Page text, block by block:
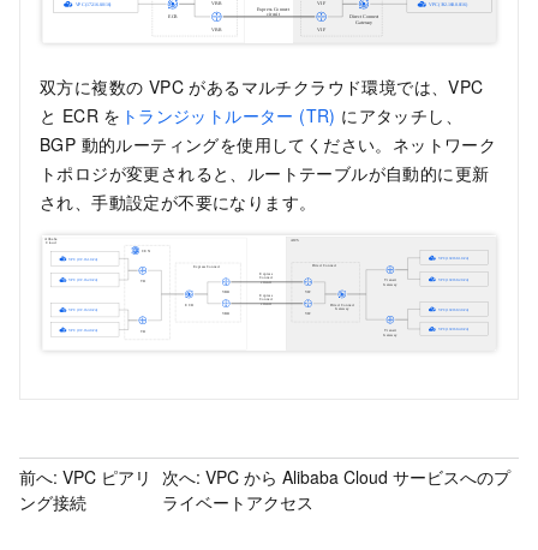
双方に複数の VPC があるマルチクラウド環境では、VPC
と ECR を トランジットルーター (TR) にアタッチし、
BGP 動的ルーティングを使用してください。ネットワーク
トポロジが変更されると、ルートテーブルが自動的に更新
され、手動設定が不要になります。
前へ: VPC ピアリ
ング接続
次へ: VPC から Alibaba Cloud サービスへのプ
ライベートアクセス